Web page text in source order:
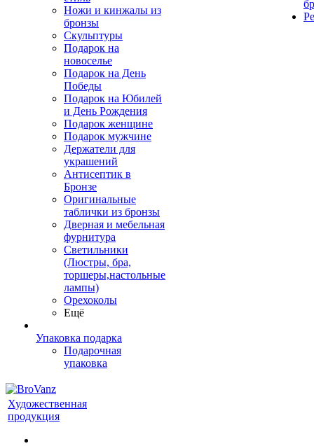
Ножи и кинжалы из
бронзы
Скульптуры
Подарок на
новоселье
Подарок на День
Победы
Подарок на Юбилей
и День Рождения
Подарок женщине
Подарок мужчине
Держатели для
украшений
Антисептик в
Бронзе
Оригинальные
таблички из бронзы
Дверная и мебельная
фурнитура
Светильники
(Люстры, бра,
торшеры,настольные
лампы)
Орехоколы
Ещё
Упаковка подарка
Подарочная
упаковка
Художественная
продукция